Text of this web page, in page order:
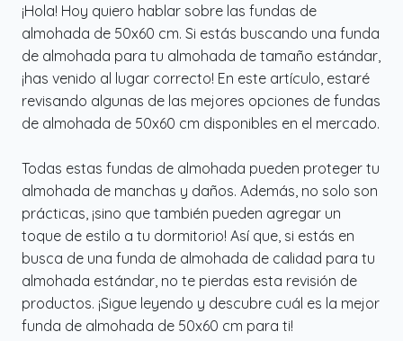
¡Hola! Hoy quiero hablar sobre las fundas de
almohada de 50x60 cm. Si estás buscando una funda
de almohada para tu almohada de tamaño estándar,
¡has venido al lugar correcto! En este artículo, estaré
revisando algunas de las mejores opciones de fundas
de almohada de 50x60 cm disponibles en el mercado.
Todas estas fundas de almohada pueden proteger tu
almohada de manchas y daños. Además, no solo son
prácticas, ¡sino que también pueden agregar un
toque de estilo a tu dormitorio! Así que, si estás en
busca de una funda de almohada de calidad para tu
almohada estándar, no te pierdas esta revisión de
productos. ¡Sigue leyendo y descubre cuál es la mejor
funda de almohada de 50x60 cm para ti!